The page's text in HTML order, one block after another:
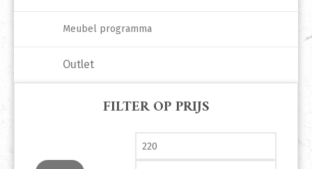
Meubel programma
Outlet
FILTER OP PRIJS
Min. prijs